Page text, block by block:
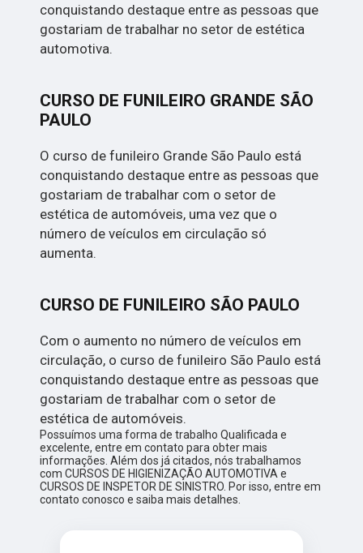
conquistando destaque entre as pessoas que
gostariam de trabalhar no setor de estética
automotiva.
CURSO DE FUNILEIRO GRANDE SÃO
PAULO
O curso de funileiro Grande São Paulo está
conquistando destaque entre as pessoas que
gostariam de trabalhar com o setor de
estética de automóveis, uma vez que o
número de veículos em circulação só
aumenta.
CURSO DE FUNILEIRO SÃO PAULO
Com o aumento no número de veículos em
circulação, o curso de funileiro São Paulo está
conquistando destaque entre as pessoas que
gostariam de trabalhar com o setor de
estética de automóveis.
Possuímos uma forma de trabalho Qualificada e
excelente, entre em contato para obter mais
informações. Além dos já citados, nós trabalhamos
com CURSOS DE HIGIENIZAÇÃO AUTOMOTIVA e
CURSOS DE INSPETOR DE SINISTRO. Por isso, entre em
contato conosco e saiba mais detalhes.